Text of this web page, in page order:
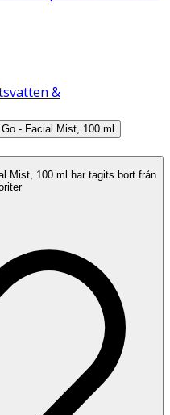
&
Mist, 100 ml har tagits bort från